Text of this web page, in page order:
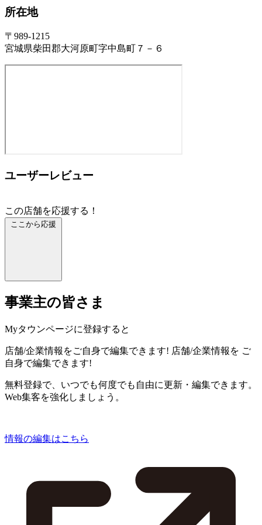
所在地
〒989-1215
宮城県柴田郡大河原町字中島町７－６
ユーザーレビュー
この店舗を応援する！
ここから応援
事業主の皆さま
Myタウンページに登録すると
店舗/企業情報をご自身で編集できます! 店舗/企業情報を ご
自身で編集できます!
無料登録で、いつでも何度でも自由に更新・編集できます。
Web集客を強化しましょう。
情報の編集はこちら